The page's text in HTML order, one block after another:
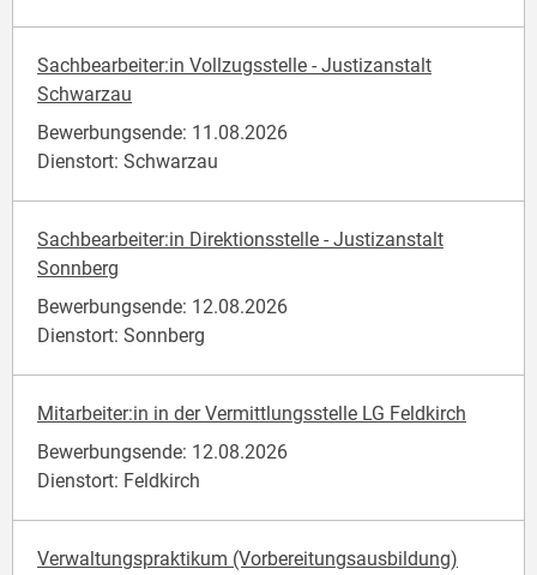
Sachbearbeiter:in Vollzugsstelle - Justizanstalt
Schwarzau
Bewerbungsende: 11.08.2026
Dienstort: Schwarzau
Sachbearbeiter:in Direktionsstelle - Justizanstalt
Sonnberg
Bewerbungsende: 12.08.2026
Dienstort: Sonnberg
Mitarbeiter:in in der Vermittlungsstelle LG Feldkirch
Bewerbungsende: 12.08.2026
Dienstort: Feldkirch
Verwaltungspraktikum (Vorbereitungsausbildung)